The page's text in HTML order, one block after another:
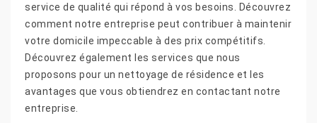
service de qualité qui répond à vos besoins. Découvrez
comment notre entreprise peut contribuer à maintenir
votre domicile impeccable à des prix compétitifs.
Découvrez également les services que nous
proposons pour un nettoyage de résidence et les
avantages que vous obtiendrez en contactant notre
entreprise.